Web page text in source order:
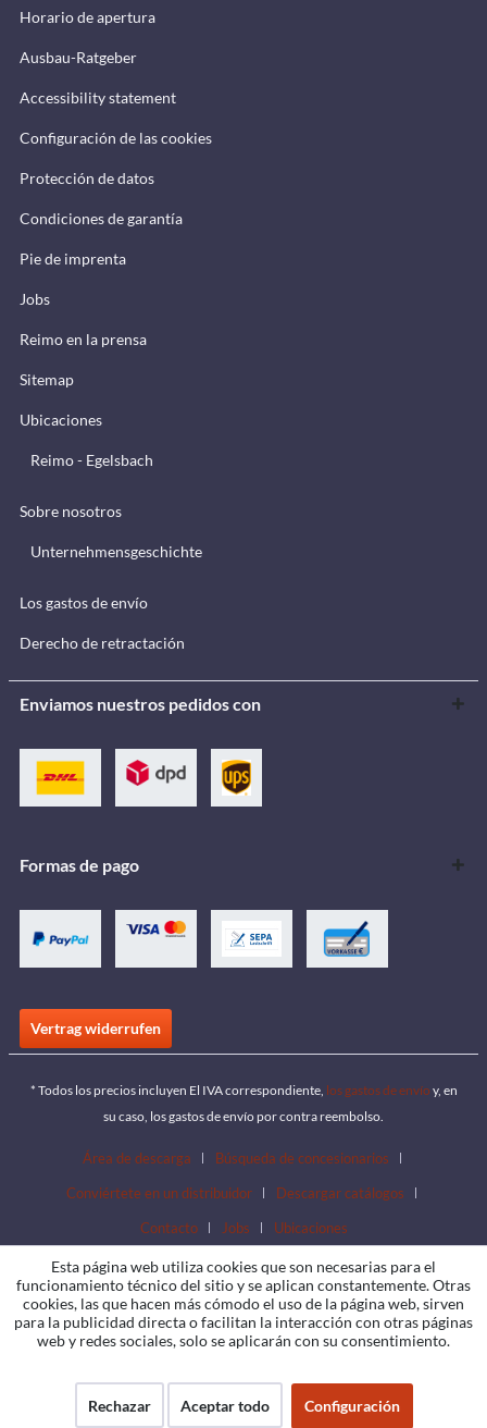
Horario de apertura
Ausbau-Ratgeber
Accessibility statement
Configuración de las cookies
Protección de datos
Condiciones de garantía
Pie de imprenta
Jobs
Reimo en la prensa
Sitemap
Ubicaciones
Reimo - Egelsbach
Sobre nosotros
Unternehmensgeschichte
Los gastos de envío
Derecho de retractación
Enviamos nuestros pedidos con
Formas de pago
Vertrag widerrufen
* Todos los precios incluyen El IVA correspondiente, los gastos de envío y, en
su caso, los gastos de envío por contra reembolso.
Área de descarga
Búsqueda de concesionarios
Conviértete en un distribuidor
Descargar catálogos
Contacto
Jobs Ubicaciones
Esta página web utiliza cookies que son necesarias para el
funcionamiento técnico del sitio y se aplican constantemente. Otras
cookies, las que hacen más cómodo el uso de la página web, sirven
para la publicidad directa o facilitan la interacción con otras páginas
web y redes sociales, solo se aplicarán con su consentimiento.
Rechazar Aceptar todo Configuración